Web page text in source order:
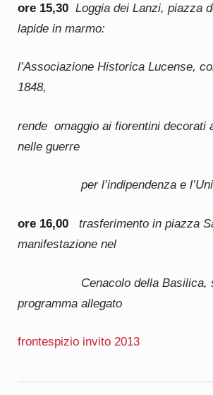
ore 15,30 Loggia dei Lanzi, piazza
lapide in marmo:
l’Associazione Historica Lucense,
1848,
rende omaggio ai fiorentini decorati
nelle guerre
per l’indipendenza e l’Unità
ore 16,00
trasferimento in piazza
manifestazione nel
Cenacolo della Basilica,
programma allegato
frontespizio invito 2013